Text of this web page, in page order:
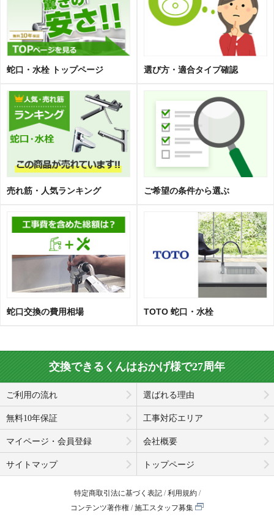
蛇口・水栓 トップページ 選び方・適合タイプ確認
売れ筋・人気ランキング ご希望の条件から選ぶ
蛇口交換の費用相場 TOTO 蛇口・水栓
交換できるくんはおかげ様で27周年
ご利用の流れ 選ばれる理由
無料10年保証 工事対応エリア
マイページ・会員登録 会社概要
サイトマップ トップページ
特定商取引法に基づく表記
利用規約
コンテンツ著作権
施工スタッフ募集